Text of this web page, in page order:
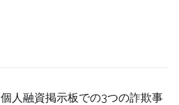
個人融資掲示板での3つの詐欺事